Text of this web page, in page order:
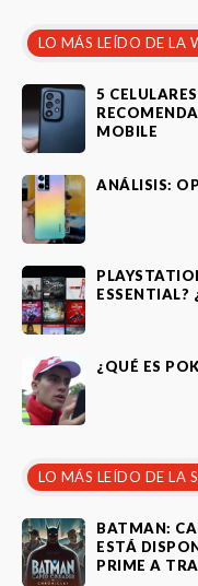
LO MÁS LEÍDO DE LA
5
MOBILE
ANÁLISIS:
ESSENTIAL?
¿QUÉ ES
LO MÁS LEÍDO DE LA
BATMAN:
ESTÁ
PRIME A